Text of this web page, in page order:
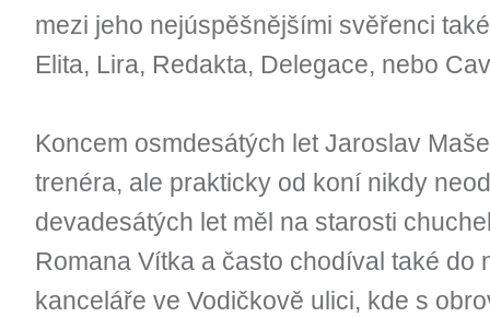
mezi jeho nejúspěšnějšími svěřenci
Elita, Lira, Redakta, Delegace, nebo
Koncem osmdesátých let Jaroslav
trenéra, ale prakticky od koní nikdy
devadesátých let měl na starosti
Romana Vítka a často chodíval také do
kanceláře ve Vodičkově ulici, kde s